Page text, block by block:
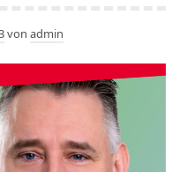
von admin